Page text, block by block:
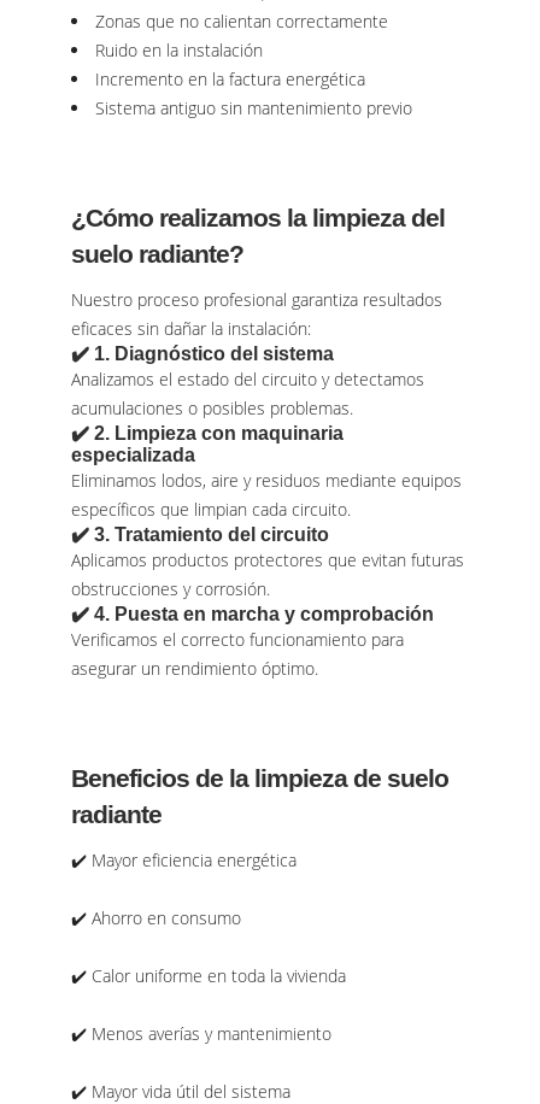
Zonas que no calientan correctamente
Ruido en la instalación
Incremento en la factura energética
Sistema antiguo sin mantenimiento previo
¿Cómo realizamos la limpieza del
suelo radiante?
Nuestro proceso profesional garantiza resultados
eficaces sin dañar la instalación:
✔️ 1. Diagnóstico del sistema
Analizamos el estado del circuito y detectamos
acumulaciones o posibles problemas.
✔️ 2. Limpieza con maquinaria
especializada
Eliminamos lodos, aire y residuos mediante equipos
específicos que limpian cada circuito.
✔️ 3. Tratamiento del circuito
Aplicamos productos protectores que evitan futuras
obstrucciones y corrosión.
✔️ 4. Puesta en marcha y comprobación
Verificamos el correcto funcionamiento para
asegurar un rendimiento óptimo.
Beneficios de la limpieza de suelo
radiante
✔️ Mayor eficiencia energética
✔️ Ahorro en consumo
✔️ Calor uniforme en toda la vivienda
✔️ Menos averías y mantenimiento
✔️ Mayor vida útil del sistema